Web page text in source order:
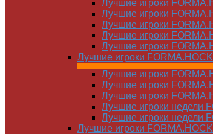
Лучшие игроки
Лучшие игроки
Лучшие игроки
Лучшие игроки
Лучшие игроки
Лучшие игроки
Лучшие игроки
Лучшие игроки
Лучшие игроки
Лучшие игроки недели
Лучшие игроки недели
Лучшие игроки